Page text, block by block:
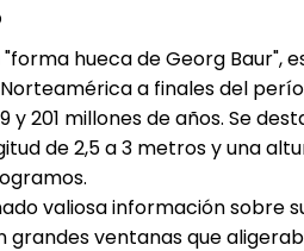
hueca de Georg Baur",
a finales del
201 millones de años. Se
de 2,5 a 3 metros y una
valiosa información sobre
ventanas que